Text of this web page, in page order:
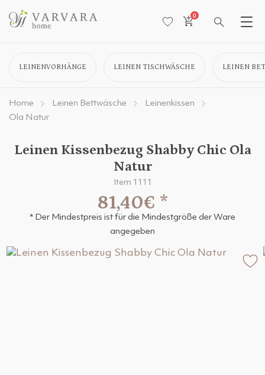
0
LEINENVORHÄNGE LEINEN TISCHWÄSCHE LEINEN
Home Leinen Bettwäsche
Leinenkissen
Ola Natur
Leinen Kissenbezug Shabby Chic Ola
Natur
Item 1111
81,40€ *
* Der Mindestpreis ist für die Mindestgröße der Ware
angegeben